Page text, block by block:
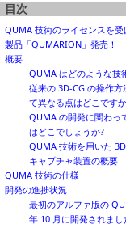
目次
QUMA 技術のライセンスを
製品「QUMARION」発売！
概要
QUMA はどのような技
従来の 3D-CG の操作方
て異なる点はどこです
QUMA の開発に関わっ
はどこでしょうか?
QUMA 技術を用いた
キャプチャ装置の概要
QUMA 技術の仕様
開発の進捗状況
最初のアルファ版の
年 10 月に開発されまし